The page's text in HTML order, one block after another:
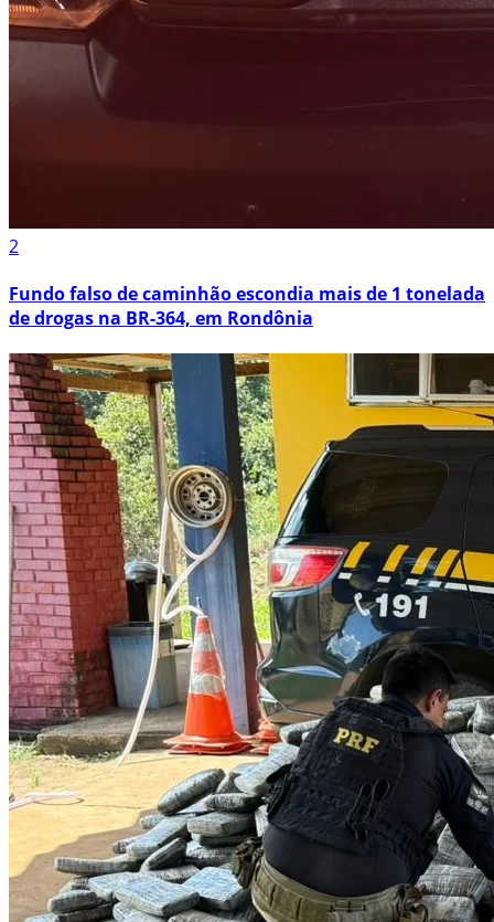
2
Fundo falso de caminhão escondia mais de 1 tonelada
de drogas na BR-364, em Rondônia